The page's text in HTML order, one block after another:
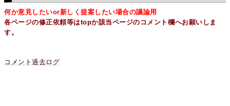
何か意見したいor新しく提案したい場合の議論用
各ページの修正依頼等はtopか該当ページのコメント欄へお願いしま
す。
コメント過去ログ